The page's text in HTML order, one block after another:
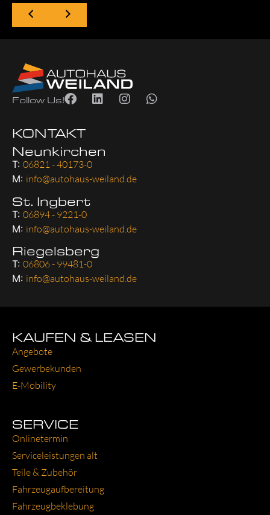
Follow Us!
KONTAKT
Neunkirchen
T: 06821 - 40173-0
M: info@autohaus-weiland.de
St. Ingbert
T: 06894 - 9221-0
M: info@autohaus-weiland.de
Riegelsberg
T: 06806 - 99481-0
M: info@autohaus-weiland.de
KAUFEN & LEASEN
Ange­bo­te
Gewer­be­kun­den
E‑Mobility
SERVICE
Online­ter­min
Ser­vice­leis­tun­gen alt
Tei­le & Zube­hör
Fahr­zeug­auf­be­rei­tung
Fahr­zeug­be­kle­bung